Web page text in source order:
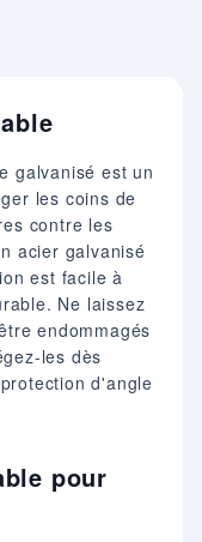
galvanisé est un
les coins de
contre les
acier galvanisé
est facile à
Ne laissez
endommagés
les dès
d'angle
pour